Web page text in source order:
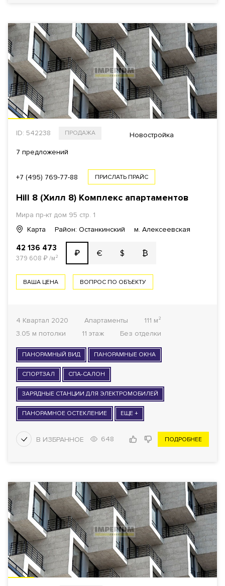
ID: 542238 ПРОДАЖА Новостройка
7 предложений
+7 (495) 769-77-88 ПРИСЛАТЬ ПРАЙС
Hill 8 (Хилл 8) Комплекс апартаментов
Мира пр-кт дом 95 стр. 1
Карта
Район: Останкинский м. Алексеевская
42 136 473
379 608 ₽/м² ₽ € $ ₿
ВАША ЦЕНА ВОПРОС ПО ОБЪЕКТУ
4 Квартал 2020 Апартаменты
111 м²
3.05 м потолки
11 этаж Без отделки
ПАНОРАМНЫЙ ВИД ПАНОРАМНЫЕ ОКНА
СПОРТЗАЛ СПА-САЛОН
ЗАРЯДНЫЕ СТАНЦИИ ДЛЯ ЭЛЕКТРОМОБИЛЕЙ
ПАНОРАМНОЕ ОСТЕКЛЕНИЕ ЕЩЕ +
648 ПОДРОБНЕЕ